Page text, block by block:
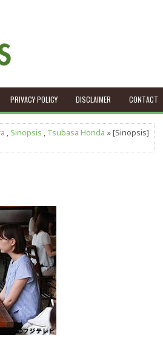
PRIVACY POLICY DISCLAIMER CONTACT
, Sinopsis , Tsubasa Honda » [Sinopsis]